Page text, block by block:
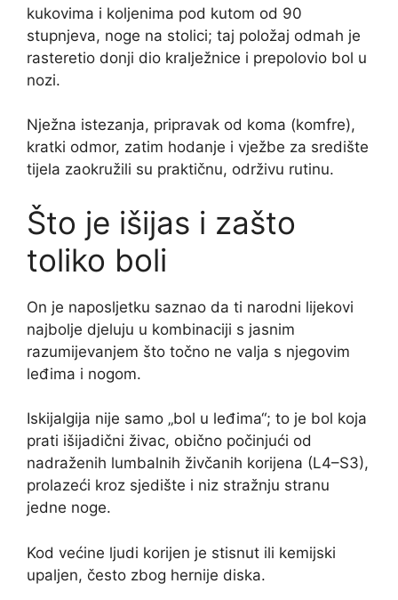
kukovima i koljenima pod kutom od 90
stupnjeva, noge na stolici; taj položaj odmah je
rasteretio donji dio kralježnice i prepolovio bol u
nozi.
Nježna istezanja, pripravak od koma (komfre),
kratki odmor, zatim hodanje i vježbe za središte
tijela zaokružili su praktičnu, održivu rutinu.
Što je išijas i zašto
toliko boli
On je naposljetku saznao da ti narodni lijekovi
najbolje djeluju u kombinaciji s jasnim
razumijevanjem što točno ne valja s njegovim
leđima i nogom.
Iskijalgija nije samo „bol u leđima“; to je bol koja
prati išijadični živac, obično počinjući od
nadraženih lumbalnih živčanih korijena (L4–S3),
prolazeći kroz sjedište i niz stražnju stranu
jedne noge.
Kod većine ljudi korijen je stisnut ili kemijski
upaljen, često zbog hernije diska.